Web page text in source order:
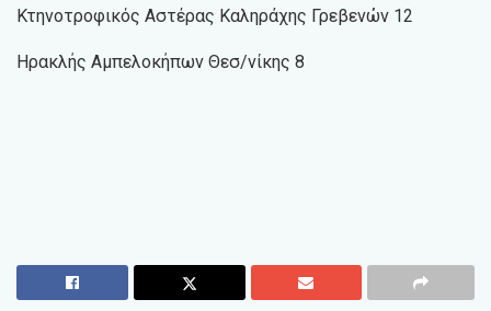
Κτηνοτροφικός Αστέρας Καληράχης Γρεβενών 12
Ηρακλής Αμπελοκήπων Θεσ/νίκης 8